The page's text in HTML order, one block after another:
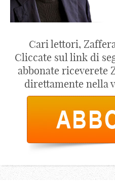
Cari lettori,
Cliccate sul link di
abbonate riceverete
direttamente nella